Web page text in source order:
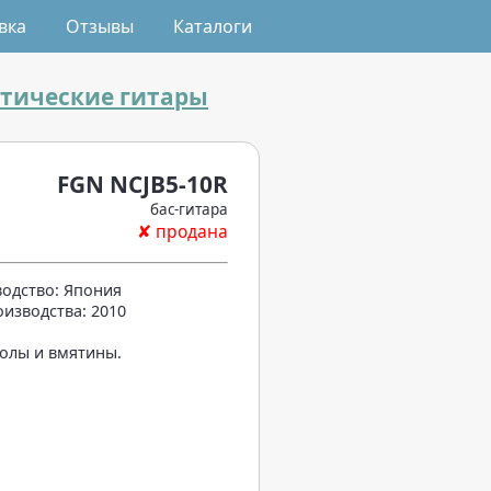
гитары
FGN NCJB5-10R
бас-гитара
✘ продана
Япония
2010
и вмятины.
Отзывы Каталоги